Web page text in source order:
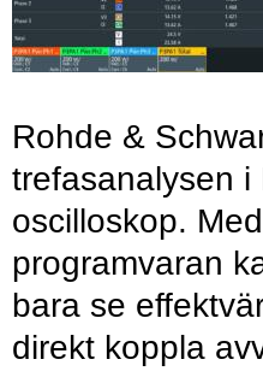
Rohde &
trefasanalysen i
oscilloskop.
programvaran
bara se
direkt koppla